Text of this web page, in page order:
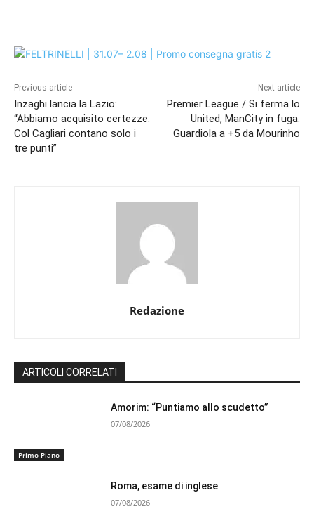
Previous article
Inzaghi lancia la Lazio:
“Abbiamo acquisito certezze.
Col Cagliari contano solo i
tre punti”
Next article
Premier League / Si ferma lo
United, ManCity in fuga:
Guardiola a +5 da Mourinho
Redazione
ARTICOLI CORRELATI
Primo Piano
Amorim: “Puntiamo allo scudetto”
07/08/2026
Roma, esame di inglese
07/08/2026